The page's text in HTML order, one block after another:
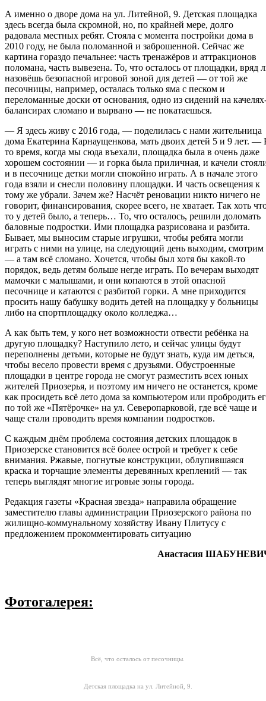
А именно о дворе дома на ул. Литейной, 9. Детская площадка
здесь всегда была скромной, но, по крайней мере, долго
радовала местных ребят. Стояла с момента постройки дома в
2010 году, не была поломанной и заброшенной. Сейчас же
картина гораздо печальнее: часть тренажёров и аттракционов
поломана, часть вывезена. То, что осталось от площадки, вряд
назовёшь безопасной игровой зоной для детей — от той же
песочницы, например, осталась только яма с песком и
переломанные доски от основания, одно из сидений на
балансирах сломано и вырвано — не покатаешься.
— Я здесь живу с 2016 года, — поделилась с нами жительница
дома Екатерина Карнаущенкова, мать двоих детей 5 и 9 лет. —
то время, когда мы сюда въехали, площадка была в очень даже
хорошем состоянии — и горка была приличная, и качели
и в песочнице детки могли спокойно играть. А в начале этого
года взяли и снесли половину площадки. И часть освещения к
тому же убрали. Зачем же? Насчёт реновации никто ничего не
говорит, финансирования, скорее всего, не хватает. Так хоть
то у детей было, а теперь… То, что осталось, решили доломать
баловные подростки. Ими площадка разрисована и разбита.
Бывает, мы выносим старые игрушки, чтобы ребята могли
играть с ними на улице, на следующий день выходим, смотрим
— а там всё сломано. Хочется, чтобы был хотя бы какой-то
порядок, ведь детям больше негде играть. По вечерам выходят
мамочки с малышами, и они копаются в этой опасной
песочнице и катаются с разбитой горки. А мне приходится
просить нашу бабушку водить детей на площадку у больницы
либо на спортплощадку около колледжа…
А как быть тем, у кого нет возможности отвести ребёнка на
другую площадку? Наступило лето, и сейчас улицы будут
переполнены детьми, которые не будут знать, куда им деться,
чтобы весело провести время с друзьями. Обустроенные
площадки в центре города не смогут разместить всех юных
жителей Приозерья, и поэтому им ничего не останется, кроме
как просидеть всё лето дома за компьютером или пробродить
по той же «Пятёрочке» на ул. Северопарковой, где всё чаще и
чаще стали проводить время компании подростков.
С каждым днём проблема состояния детских площадок в
Приозерске становится всё более острой и требует к себе
внимания. Ржавые, погнутые конструкции, облупившаяся
краска и торчащие элементы деревянных креплений — так
теперь выглядят многие игровые зоны города.
Редакция газеты «Красная звезда» направила обращение
заместителю главы администрации Приозерского района по
жилищно-коммунальному хозяйству Ивану Плитусу с
предложением прокомментировать ситуацию
Анастасия
Фотогалерея:
Всё, что осталось от песочницы.
Детская площадка на ул. Литейной, 9.